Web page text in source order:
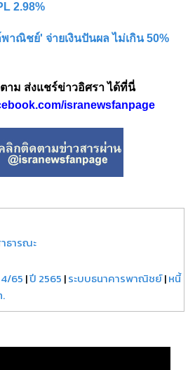
2.98%
าณิชย์' จ่ายเงินปันผล ไม่เกิน 50%
าม ส่งแชร์ข่าวอิศรา ได้ที่นี่
isranewsfanpage
ธารณะ
65 |ปี 2565 |ระบบธนาคารพาณิชย์|หนี้